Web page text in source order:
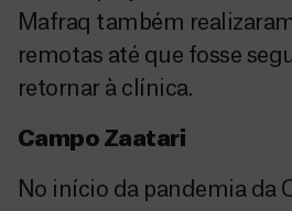
Mafraq também
remotas até que fosse
retornar à clínica.
Campo Zaatari
No início da pandemia da